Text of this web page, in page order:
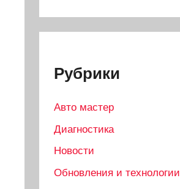
Рубрики
Авто мастер
Диагностика
Новости
Обновления и технологии